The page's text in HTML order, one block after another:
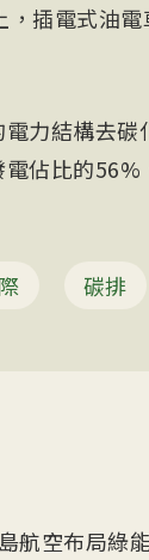
插電式油
力結構去
佔比的
碳排
電客機獲適航認證 冰島航空